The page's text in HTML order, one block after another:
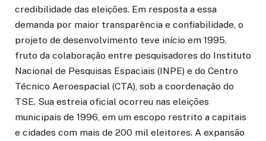
credibilidade das eleições. Em resposta a essa
demanda por maior transparência e confiabilidade, o
projeto de desenvolvimento teve início em 1995,
fruto da colaboração entre pesquisadores do Instituto
Nacional de Pesquisas Espaciais (INPE) e do Centro
Técnico Aeroespacial (CTA), sob a coordenação do
TSE. Sua estreia oficial ocorreu nas eleições
municipais de 1996, em um escopo restrito a capitais
e cidades com mais de 200 mil eleitores. A expansão